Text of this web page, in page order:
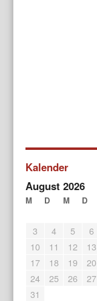
Kalender
August 2026
M D M D
3
4 5 6
10
11 12 13
17
18 19 20
24
25 26 27
31